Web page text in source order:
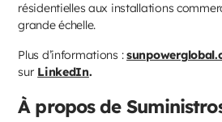
résidentielles aux installations
grande échelle.
Plus d’informations :
sur LinkedIn.
À propos de